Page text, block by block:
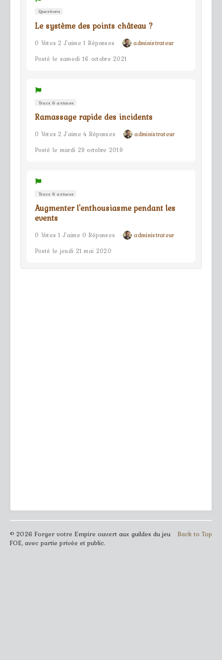
Questions
Le système des points château ?
0 Votes 2 J'aime 1 Réponses
administrateur
Posté le samedi 16 octobre 2021
Trucs & astuces
Ramassage rapide des incidents
0 Votes 2 J'aime 4 Réponses
administrateur
Posté le mardi 29 octobre 2019
Trucs & astuces
Augmenter l'enthousiasme pendant les
events
0 Votes 1 J'aime 0 Réponses
administrateur
Posté le jeudi 21 mai 2020
Back to Top
© 2026 Forger votre Empire ouvert aux guildes du jeu
FOE, avec partie privée et public.